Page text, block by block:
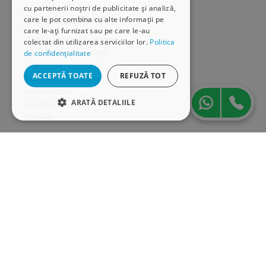
cu partenerii noștri de publicitate și analiză,
care le pot combina cu alte informații pe
care le-ați furnizat sau pe care le-au
colectat din utilizarea serviciilor lor. Politica
de confidențialitate
ACCEPTĂ TOATE REFUZĂ TOT
ARATĂ DETALIILE
Serviciu clienți
Comunitatea Hamangiu
Cum comand online
Modalități de plată
Livrarea produselor
Hartă site